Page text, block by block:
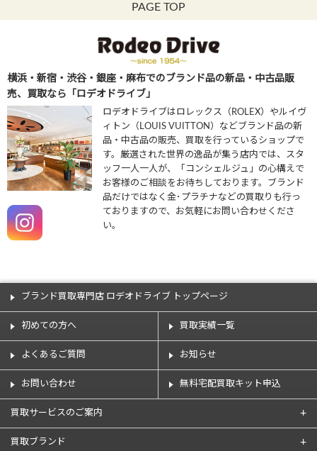
PAGE TOP
横浜・新宿・渋谷・銀座・麻布でのブランド品の新品・中古品販
売、買取なら「ロデオドライブ」
ロデオドライブはロレックス（ROLEX）やルイヴ
ィトン（LOUIS VUITTON）などブランド品の新
品・中古品の販売、買取を行っているショップで
す。厳選された世界の逸品が集う店内では、スタ
ッフ一人一人が、「コンシェルジュ」の心構えで
お客様のご相談をお待ちしております。ブランド
品だけではなく金･プラチナなどの買取りも行っ
ておりますので、お気軽にお問い合わせくださ
い。
ブランド買取専門店 ロデオドライブ トップページ
初めての方へ 買取実績一覧
よくあるご質問 お知らせ
お問い合わせ 無料宅配買取キット申込
買取サービスのご案内
買取ブランド